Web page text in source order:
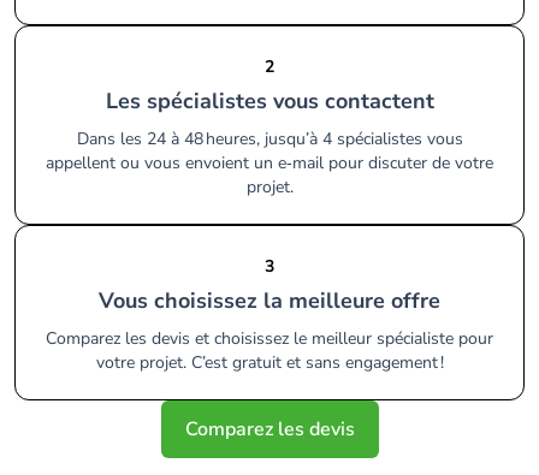
2
Les spécialistes vous contactent
Dans les 24 à 48 heures, jusqu’à 4 spécialistes vous
appellent ou vous envoient un e‑mail pour discuter de votre
projet.
3
Vous choisissez la meilleure offre
Comparez les devis et choisissez le meilleur spécialiste pour
votre projet. C’est gratuit et sans engagement !
Comparez les devis